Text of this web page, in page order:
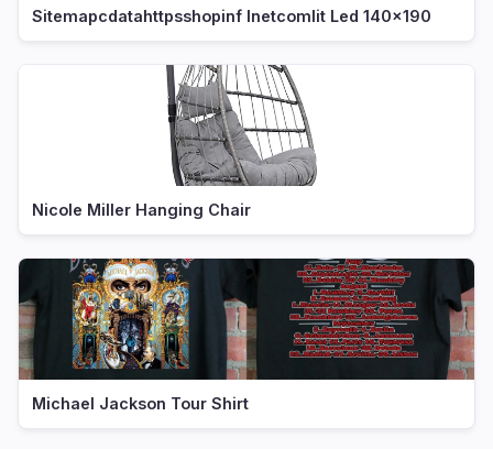
Sitemapcdatahttpsshopinf Inetcomlit Led 140x190
Nicole Miller Hanging Chair
Michael Jackson Tour Shirt